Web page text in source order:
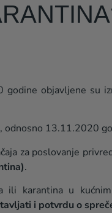
objavljene su
odnosno 13.11.2020
za poslovanje
.
ili karantina u
i potvrdu o